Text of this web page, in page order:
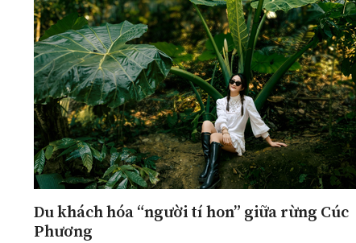
ĐA CHIỀU
Quan điểm
Xi nhan Trái Phải
Bạn đọc viết
INFOCUS
Du khách hóa “người tí hon” giữa rừng Cúc
Phương